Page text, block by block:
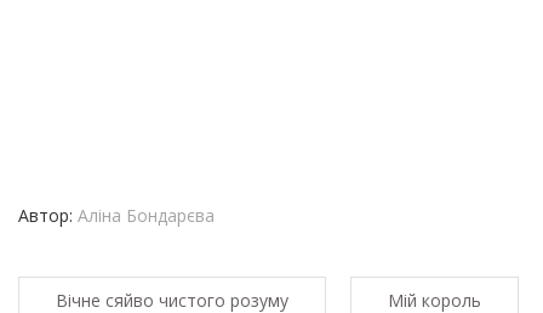
Автор: Аліна Бондарєва
Вічне сяйво чистого розуму Мій король